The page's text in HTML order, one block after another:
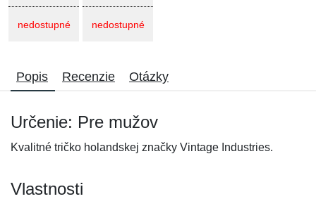
nedostupné nedostupné
Popis Recenzie Otázky
Určenie: Pre mužov
Kvalitné tričko holandskej značky Vintage Industries.
Vlastnosti